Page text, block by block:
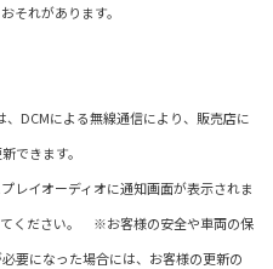
それがあります。
DCMによる無線通信により、販売店に
できます。
レイオーディオに通知画面が表示されま
てください。 ※お客様の安全や車両の保
要になった場合には、お客様の更新の